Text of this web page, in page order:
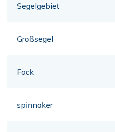
Segelgebiet
Großsegel
Fock
spinnaker